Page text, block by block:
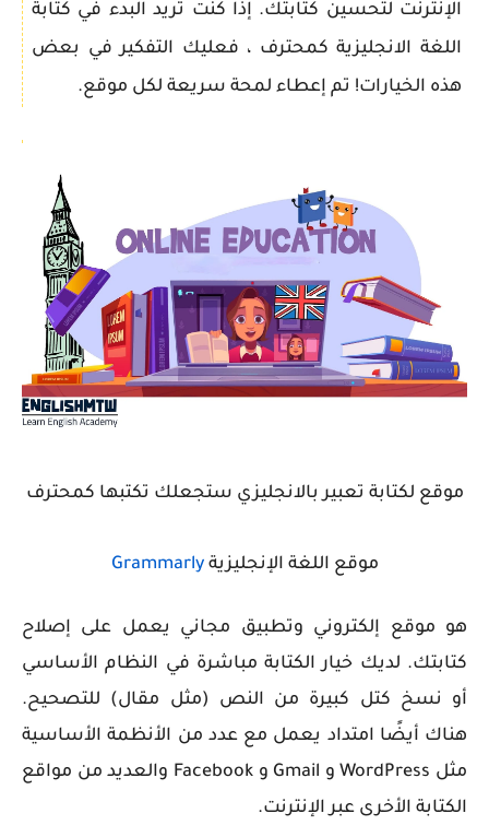
الإنترنت لتحسين كتابتك. إذا كنت تريد البدء في كتابة
اللغة الانجليزية كمحترف ، فعليك التفكير في بعض
هذه الخيارات! تم إعطاء لمحة سريعة لكل موقع.
موقع لكتابة تعبير بالانجليزي ستجعلك تكتبها كمحترف
موقع اللغة الإنجليزيةGrammarly
هو موقع إلكتروني وتطبيق مجاني يعمل على إصلاح
كتابتك. لديك خيار الكتابة مباشرة في النظام الأساسي
أو نسخ كتل كبيرة من النص (مثل مقال) للتصحيح.
هناك أيضًا امتداد يعمل مع عدد من الأنظمة الأساسية
مثل WordPress و Gmail و Facebook والعديد من مواقع
الكتابة الأخرى عبر الإنترنت.